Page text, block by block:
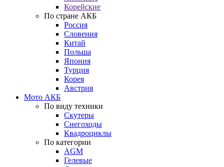
Корейские
По стране АКБ
Россия
Словения
Китай
Польша
Япония
Турция
Корея
Австрия
Мото АКБ
По виду техники
Скутеры
Снегоходы
Квадроциклы
По категории
AGM
Гелевые